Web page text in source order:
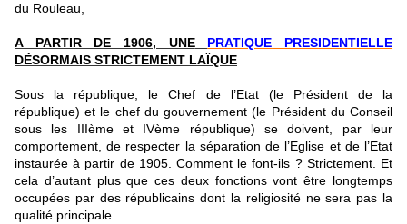
du Rouleau,
A PARTIR DE 1906, UNE PRATIQUE PRESIDENTIELLE
DÉSORMAIS STRICTEMENT LAÏQUE
Sous la république, le Chef de l’Etat (le Président de la
république) et le chef du gouvernement (le Président du Conseil
sous les IIIème et IVème république) se doivent, par leur
comportement, de respecter la séparation de l’Eglise et de l’Etat
instaurée à partir de 1905. Comment le font-ils ? Strictement. Et
cela d’autant plus que ces deux fonctions vont être longtemps
occupées par des républicains dont la religiosité ne sera pas la
qualité principale.